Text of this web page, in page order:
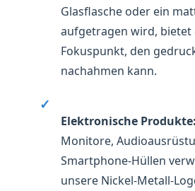
Glasflasche oder ein
aufgetragen wird, bietet
Fokuspunkt, den
nachahmen kann.
✓
Elektronische Produkte:
Monitore,
Smartphone-Hüllen
unsere Nickel-Metall-